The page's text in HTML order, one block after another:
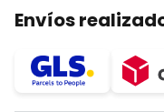
Envíos